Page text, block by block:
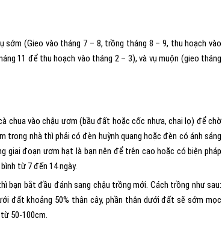
(Gieo vào tháng 7 – 8, trồng tháng 8 – 9, thu hoạch vào
11 để thu hoạch vào tháng 2 – 3), và vụ muộn (gieo tháng
chua vào chậu ươm (bầu đất hoặc cốc nhựa, chai lọ) để chờ
trong nhà thì phải có đèn huỳnh quang hoặc đèn có ánh sáng
giai đoạn ươm hạt là bạn nên để trên cao hoặc có biện pháp
từ 7 đến 14 ngày.
bạn bắt đầu đánh sang chậu trồng mới. Cách trồng như sau:
đất khoảng 50% thân cây, phần thân dưới đất sẽ sớm mọc
50-100cm.